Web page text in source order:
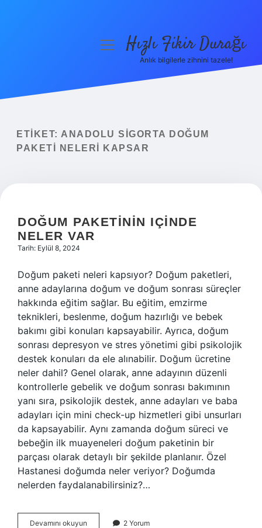
Yasal Uyarı
menüyüHızlı Fikir Durağı
Anlık bilgilerle zihnini tazele!
ETIKET: ANADOLU SIGORTA DOĞUM
PAKETI NELERI KAPSAR
DOĞUM PAKETININ IÇINDE
NELER VAR
Tarih: Eylül 8, 2024
Doğum paketi neleri kapsıyor? Doğum paketleri,
anne adaylarına doğum ve doğum sonrası süreçler
hakkında eğitim sağlar. Bu eğitim, emzirme
teknikleri, beslenme, doğum hazırlığı ve bebek
bakımı gibi konuları kapsayabilir. Ayrıca, doğum
sonrası depresyon ve stres yönetimi gibi psikolojik
destek konuları da ele alınabilir. Doğum ücretine
neler dahil? Genel olarak, anne adayının düzenli
kontrollerle gebelik ve doğum sonrası bakımının
yanı sıra, psikolojik destek, anne adayları ve baba
adayları için mini check-up hizmetleri gibi unsurları
da kapsayabilir. Aynı zamanda doğum süreci ve
bebeğin ilk muayeneleri doğum paketinin bir
parçası olarak detaylı bir şekilde planlanır. Özel
Hastanesi doğumda neler veriyor? Doğumda
nelerden faydalanabilirsiniz?…
Devamını okuyun 2 Yorum